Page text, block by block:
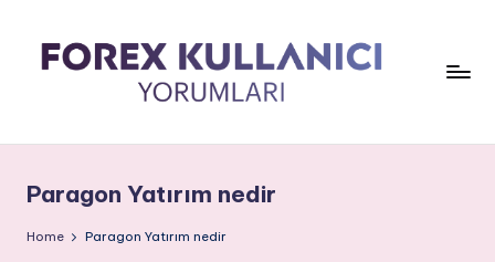
Paragon Yatırım nedir
Home Paragon Yatırım nedir